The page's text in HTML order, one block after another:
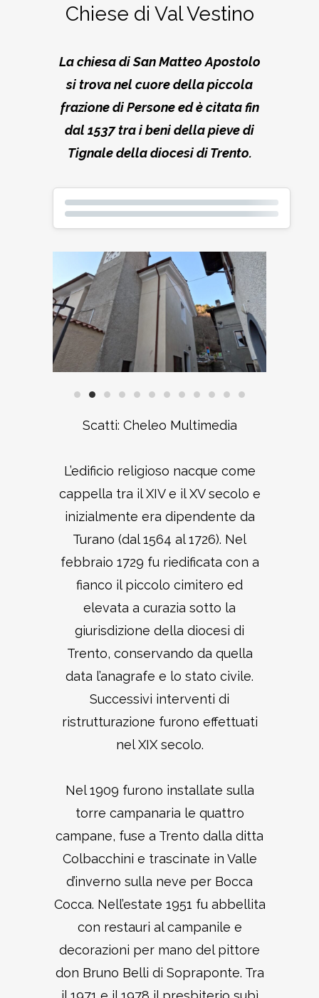
Chiese di Val Vestino
La chiesa di San Matteo Apostolo
si trova nel cuore della piccola
frazione di Persone ed è citata fin
dal 1537 tra i beni della pieve di
Tignale della diocesi di Trento.
Scatti: Cheleo Multimedia
L’edificio religioso nacque come
cappella tra il XIV e il XV secolo e
inizialmente era dipendente da
Turano (dal 1564 al 1726). Nel
febbraio 1729 fu riedificata con a
fianco il piccolo cimitero ed
elevata a curazia sotto la
giurisdizione della diocesi di
Trento, conservando da quella
data l’anagrafe e lo stato civile.
Successivi interventi di
ristrutturazione furono effettuati
nel XIX secolo.
Nel 1909 furono installate sulla
torre campanaria le quattro
campane, fuse a Trento dalla ditta
Colbacchini e trascinate in Valle
d’inverno sulla neve per Bocca
Cocca. Nell’estate 1951 fu abbellita
con restauri al campanile e
decorazioni per mano del pittore
don Bruno Belli di Sopraponte. Tra